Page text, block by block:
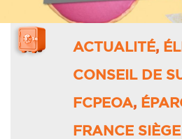
ACTUALITÉ,
CONSEIL DE
FCPEOA,
FRANCE SIÈGE